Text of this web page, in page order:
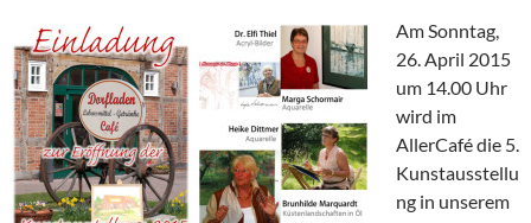
Am Sonntag,
26. April 2015
um 14.00 Uhr
wird im
AllerCafé die 5.
Kunstausstellu
ng in unserem